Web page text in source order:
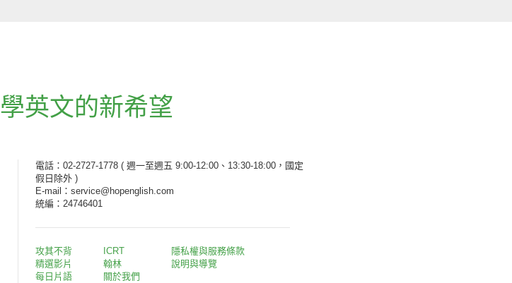
學英文的新希望
電話：02-2727-1778 ( 週一至週五 9:00-12:00、13:30-18:00，國定
假日除外 )
E-mail：service@hopenglish.com
統編：24746401
攻其不背
精選影片
每日片語
ICRT
翰林
關於我們
隱私權與服務條款
說明與導覽